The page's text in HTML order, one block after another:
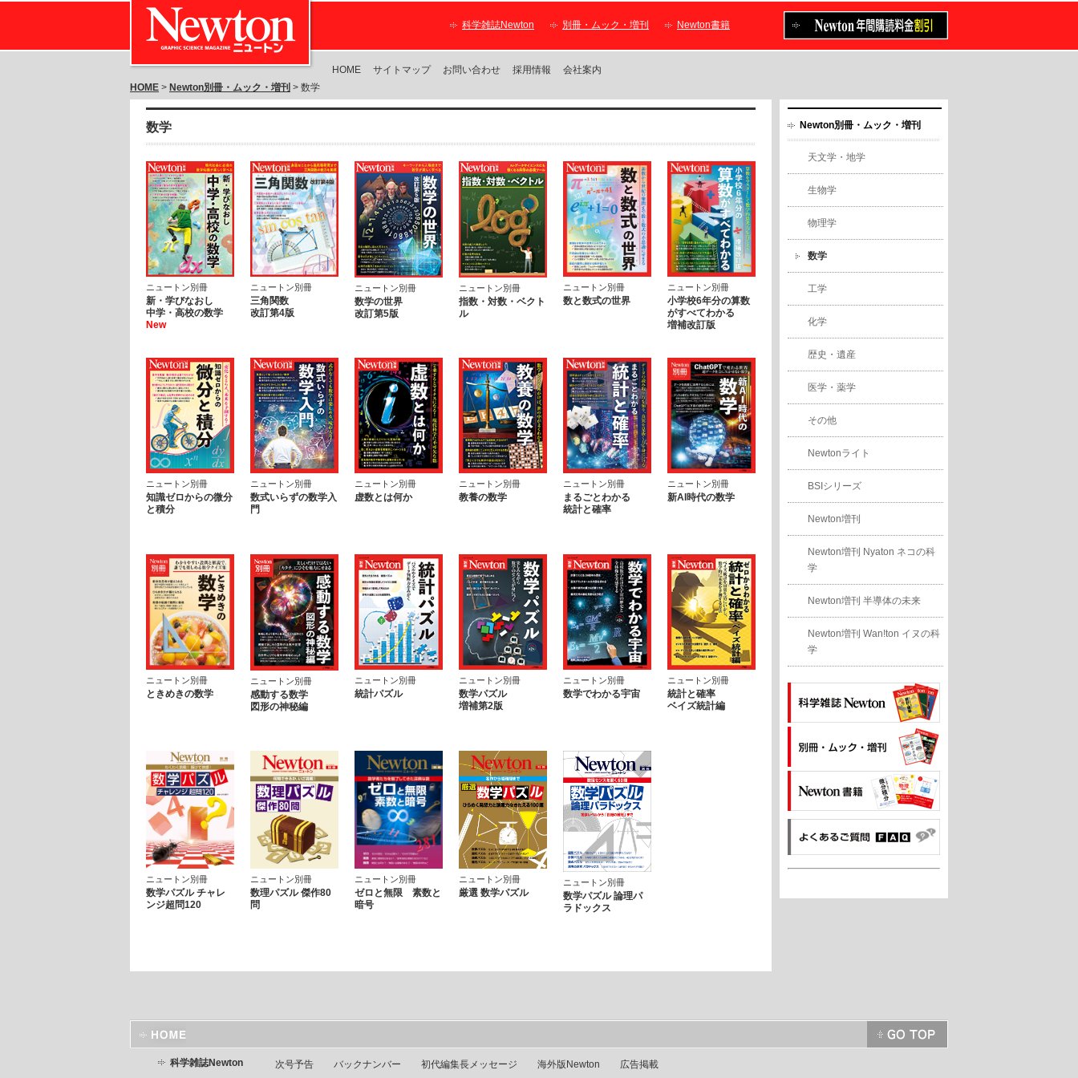
科学雑誌Newton 別冊・ムック・増刊 Newton書籍
HOME サイトマップ お問い合わせ 採用情報
会社案内
HOME > Newton別冊・ムック・増刊 > 数学
数学
ニュートン別冊
新・学びなおし
中学・高校の数学
New
ニュートン別冊
三角関数
改訂第4版
ニュートン別冊
数学の世界
改訂第5版
ニュートン別冊
指数・対数・ベクト
ル
ニュートン別冊
数と数式の世界
ニュートン別冊
小学校6年分の算数
がすべてわかる
増補改訂版
ニュートン別冊
知識ゼロからの微分
と積分
ニュートン別冊
数式いらずの数学入
門
ニュートン別冊
虚数とは何か
ニュートン別冊
教養の数学
ニュートン別冊
まるごとわかる
統計と確率
ニュートン別冊
新AI時代の数学
ニュートン別冊
ときめきの数学
ニュートン別冊
感動する数学
図形の神秘編
ニュートン別冊
統計パズル
ニュートン別冊
数学パズル
増補第2版
ニュートン別冊
数学でわかる宇宙
ニュートン別冊
統計と確率
ベイズ統計編
ニュートン別冊
数学パズル チャレ
ンジ超問120
ニュートン別冊
数理パズル 傑作80
問
ニュートン別冊
ゼロと無限 素数と
暗号
ニュートン別冊
厳選 数学パズル
ニュートン別冊
数学パズル 論理パ
ラドックス
Newton別冊・ムック・増刊
天文学・地学
生物学
物理学
数学
工学
化学
歴史・遺産
医学・薬学
その他
Newtonライト
BSIシリーズ
Newton増刊
Newton増刊 Nyaton ネコの科
学
Newton増刊 半導体の未来
Newton増刊 Wan!ton イヌの科
学
科学雑誌Newton 次号予告 バックナンバー 初代編集長メッセージ 海外版Newton 広告掲載